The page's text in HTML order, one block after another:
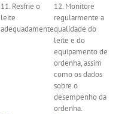
11. Resfrie o
leite
adequadamente
12. Monitore
regularmente a
qualidade do
leite e do
equipamento de
ordenha, assim
como os dados
sobre o
desempenho da
ordenha.